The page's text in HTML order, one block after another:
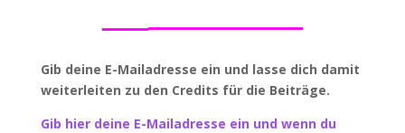
Gib deine E-Mailadresse ein und lasse dich damit
weiterleiten zu den Credits für die Beiträge.
Gib hier deine E-Mailadresse ein und wenn du